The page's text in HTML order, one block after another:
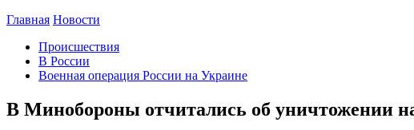
Главная Новости
Происшествия
В России
Военная операция России на Украине
В Минобороны отчитались об уничтожении